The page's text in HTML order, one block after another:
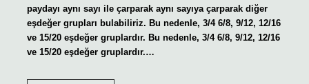
paydayı aynı sayı ile çarparak aynı sayıya çarparak diğer
eşdeğer grupları bulabiliriz. Bu nedenle, 3/4 6/8, 9/12, 12/16
ve 15/20 eşdeğer gruplardır. Bu nedenle, 3/4 6/8, 9/12, 12/16
ve 15/20 eşdeğer gruplardır.…